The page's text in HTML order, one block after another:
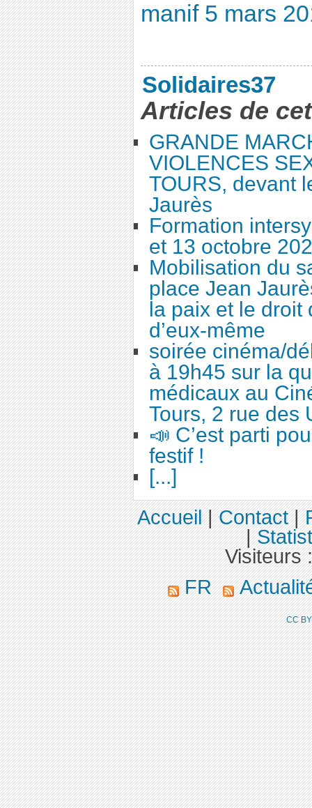
manif 5 mars
Solidaires37
Articles de
GRANDE
VIOLENCES
TOURS, devant
Jaurès
Formation
et 13 octobre
Mobilisation du
place Jean
la paix et le
d’eux-même
soirée cinéma/
à 19h45 sur la
médicaux au
Tours, 2 rue des
📣 C’est parti
festif !
[...]
Accueil|Contact|
|
Visiteurs
FR
CC